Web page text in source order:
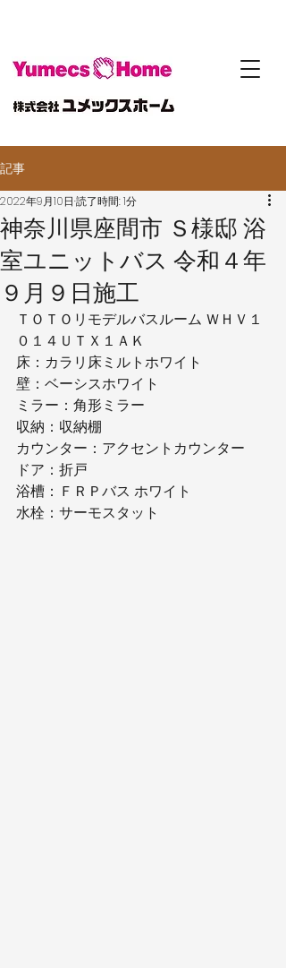
記事
神奈川県座間市 Ｓ様邸 浴
室ユニットバス 令和４年
９月９日施工
2022年9月10日 読了時間: 1分
ＴＯＴＯリモデルバスルーム ＷＨＶ１
０１４ＵＴＸ１ＡＫ
床：カラリ床ミルトホワイト
壁：ベーシスホワイト
ミラー：角形ミラー
収納：収納棚
カウンター：アクセントカウンター
ドア：折戸
浴槽：ＦＲＰバス ホワイト
水栓：サーモスタット